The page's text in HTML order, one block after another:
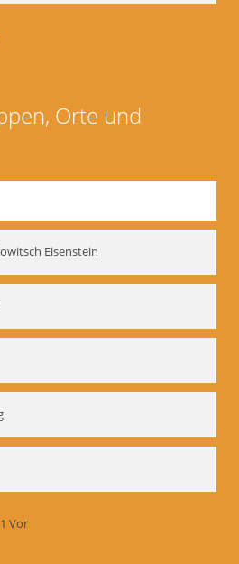
Orte und
Eisenstein
Vor